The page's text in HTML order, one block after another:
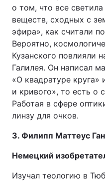
о том, что все
веществ, сходных с
эфира», как считали
Вероятно,
Кузанского повлияли
Галилея. Он написал
«О квадратуре
и кривого», то есть о
Работая в сфере
линзу для очков.
3. Филипп Маттеус
Немецкий
Изучал теологию в